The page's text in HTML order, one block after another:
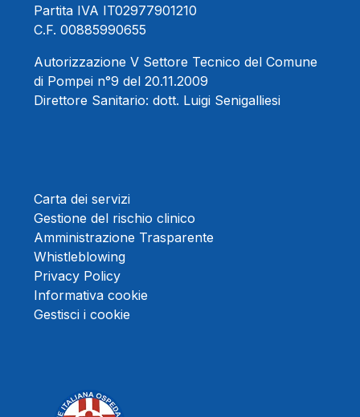
Partita IVA IT02977901210
C.F. 00885990655
Autorizzazione V Settore Tecnico del Comune
di Pompei n°9 del 20.11.2009
Direttore Sanitario: dott. Luigi Senigalliesi
Carta dei servizi
Gestione del rischio clinico
Amministrazione Trasparente
Whistleblowing
Privacy Policy
Informativa cookie
Gestisci i cookie